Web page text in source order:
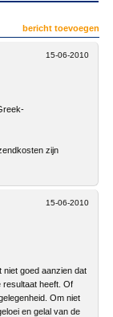
bericht toevoegen
15-06-2010
zijn
15-06-2010
niet goed aanzien dat
resultaat heeft. Of
Om niet
en gelal van de